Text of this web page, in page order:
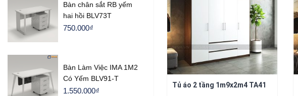
Tủ áo 2 tầng 1m9x2m4 TA41
Bàn chân sắt RB yếm
hai hồi BLV73T
750.000₫
Bàn Làm Việc IMA 1M2
Có Yếm BLV91-T
1.550.000₫